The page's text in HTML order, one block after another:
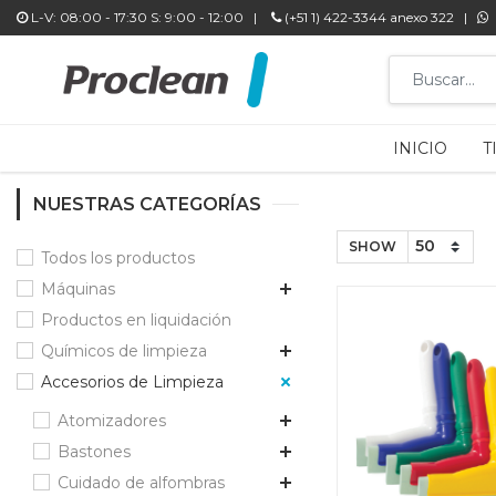
L-V: 08:00 - 17:30 S: 9:00 - 12:00 | (+51 1) 422-3344 anexo 322 |
INICIO
L-V: 08:00 - 17:30 S: 9:00 - 12:00 | (+51 1) 422-3344 anexo 322 |
INICIO
NUESTRAS CATEGORÍAS
Todos los productos
Máquinas
Productos en liquidación
Químicos de limpieza
Accesorios de Limpieza
Atomizadores
Bastones
Cuidado de alfombras
SHOW